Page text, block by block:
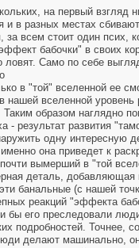
на первый взгляд
и в разных местах
за всем стоит один псих,
бабочки" в своих
ловят. Само по себе
в "той" вселенной ее
вселенной уровень
образом наглядно
- результат развития
одну интересную
она приведет к
вымерший в "той
деталь, добавляющая
банальные (с нашей
реакций "эффекта
бы его преследовали
подробностей. Точнее,
делают машинально,